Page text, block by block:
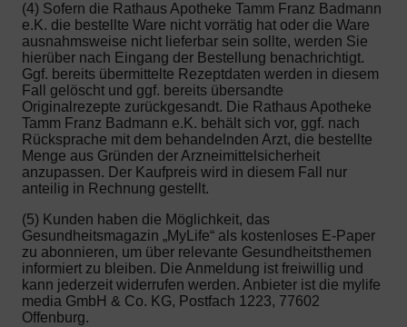
(4) Sofern die Rathaus Apotheke Tamm Franz Badmann
e.K. die bestellte Ware nicht vorrätig hat oder die Ware
ausnahmsweise nicht lieferbar sein sollte, werden Sie
hierüber nach Eingang der Bestellung benachrichtigt.
Ggf. bereits übermittelte Rezeptdaten werden in diesem
Fall gelöscht und ggf. bereits übersandte
Originalrezepte zurückgesandt. Die Rathaus Apotheke
Tamm Franz Badmann e.K. behält sich vor, ggf. nach
Rücksprache mit dem behandelnden Arzt, die bestellte
Menge aus Gründen der Arzneimittelsicherheit
anzupassen. Der Kaufpreis wird in diesem Fall nur
anteilig in Rechnung gestellt.
(5) Kunden haben die Möglichkeit, das
Gesundheitsmagazin „MyLife“ als kostenloses E-Paper
zu abonnieren, um über relevante Gesundheitsthemen
informiert zu bleiben. Die Anmeldung ist freiwillig und
kann jederzeit widerrufen werden. Anbieter ist die mylife
media GmbH & Co. KG, Postfach 1223, 77602
Offenburg.